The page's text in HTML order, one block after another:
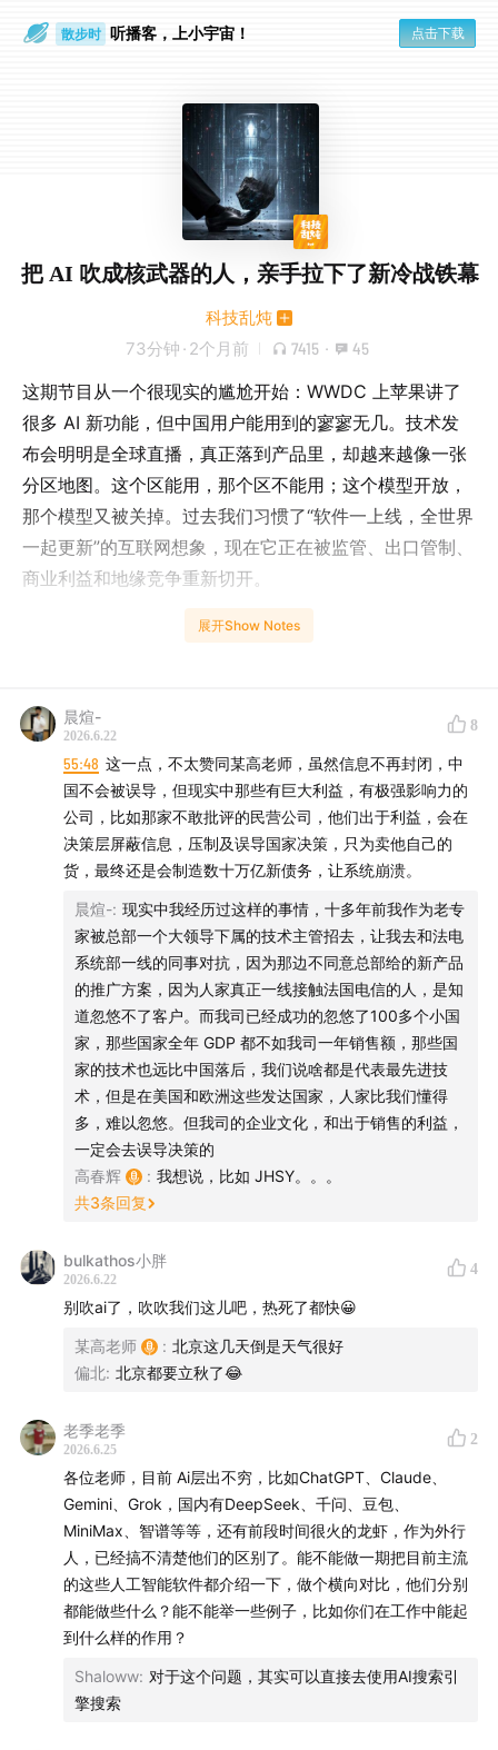
散步时 听播客，上小宇宙！ 点击下载
把 AI 吹成核武器的人，亲手拉下了新冷战铁幕
科技乱炖
73分钟 · 2个月前 7415 · 45
这期节目从一个很现实的尴尬开始：WWDC 上苹果讲了
很多 AI 新功能，但中国用户能用到的寥寥无几。技术发
布会明明是全球直播，真正落到产品里，却越来越像一张
分区地图。这个区能用，那个区不能用；这个模型开放，
那个模型又被关掉。过去我们习惯了“软件一上线，全世界
一起更新”的互联网想象，现在它正在被监管、出口管制、
商业利益和地缘竞争重新切开。
更戏剧性的，是 Anthropic 高阶模型的风波。一个被反复
作核武器，政府真的把它当成核武器来管，好像也很难说
完全意外。于是，模型厂商、云服务商、美国政府、海外
用户、开源社区，被一起卷进了一场荒诞又真实的新冷战
预演。
这一期我们聊的不是宏大叙事里的“冷战复刻”，而是 AI 时
代更难处理的新问题：如果被管制的不是芯片、导弹、机
器，而是一段可以通过 API 调用、可以被复制、可以被开
源替代的能力，传统的贸易禁运还管用吗？当技术已经变
成信息流动的一部分，想要重新竖起铁幕，最后会不会先
挡住自己的商业模式？
相关链接
某高老师的新产品：r.daofm.cn
听友美国考察团报名： 1wfx.cn
【本期主播】
朱峰：「津津乐道播客网络」创始人，产品及技术专
家。（微博：@zhufengme）
和 IT 行业从业20 年，现任某互联网安全公司高管。
高春辉：「科技乱炖」主播。“中国互联网站长第一
人”，科技、互联网领域的连续创业者。（微博：@高春
辉，微信公众号：老高的互联网杂谈）
【制作团队】
后期 / 卷圈
封面 / 姝琦
运营 / 卷圈
监制 / 姝琦
产品统筹 / bobo
展开Show Notes
晨煊-
2026.6.22
8
55:48 这一点，不太赞同某高老师，虽然信息不再封闭，中
国不会被误导，但现实中那些有巨大利益，有极强影响力的
公司，比如那家不敢批评的民营公司，他们出于利益，会在
决策层屏蔽信息，压制及误导国家决策，只为卖他自己的
货，最终还是会制造数十万亿新债务，让系统崩溃。
晨煊-: 现实中我经历过这样的事情，十多年前我作为老专
家被总部一个大领导下属的技术主管招去，让我去和法电
系统部一线的同事对抗，因为那边不同意总部给的新产品
的推广方案，因为人家真正一线接触法国电信的人，是知
道忽悠不了客户。而我司已经成功的忽悠了100多个小国
家，那些国家全年 GDP 都不如我司一年销售额，那些国
家的技术也远比中国落后，我们说啥都是代表最先进技
术，但是在美国和欧洲这些发达国家，人家比我们懂得
多，难以忽悠。但我司的企业文化，和出于销售的利益，
一定会去误导决策的
高春辉
: 我想说，比如 JHSY。。。
共3条回复
bulkathos小胖
2026.6.22
4
别吹ai了，吹吹我们这儿吧，热死了都快😀
某高老师 : 北京这几天倒是天气很好
偏北: 北京都要立秋了😂
老季老季
2026.6.25
2
各位老师，目前 Ai层出不穷，比如ChatGPT、Claude、
Gemini、Grok，国内有DeepSeek、千问、豆包、
MiniMax、智谱等等，还有前段时间很火的龙虾，作为外行
人，已经搞不清楚他们的区别了。能不能做一期把目前主流
的这些人工智能软件都介绍一下，做个横向对比，他们分别
都能做些什么？能不能举一些例子，比如你们在工作中能起
到什么样的作用？
Shaloww: 对于这个问题，其实可以直接去使用AI搜索引
擎搜索